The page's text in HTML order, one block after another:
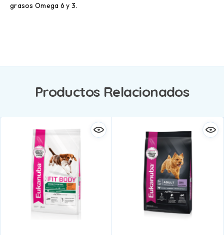
grasos Omega 6 y 3.
Productos Relacionados